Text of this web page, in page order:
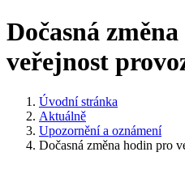
Dočasná
veřejnost
Úvodní stránka
Aktuálně
Upozornění a oznámení
Dočasná změna hodin pro